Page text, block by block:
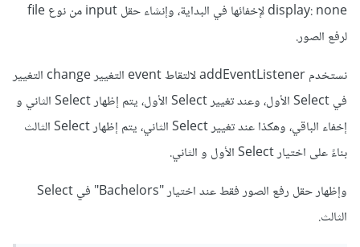
display: none لإخفائها في البداية، وإنشاء حقل input من نوع file
لرفع الصور.
نستخدم addEventListener لالتقاط event التغيير change التغيير
في Select الأول، وعند تغيير Select الأول، يتم إظهار Select الثاني و
إخفاء الباقي، وهكذا عند تغيير Select الثاني، يتم إظهار Select الثالث
بناءً على اختيار Select الأول و الثاني.
وإظهار حقل رفع الصور فقط عند اختيار "Bachelors" في Select
الثالث.